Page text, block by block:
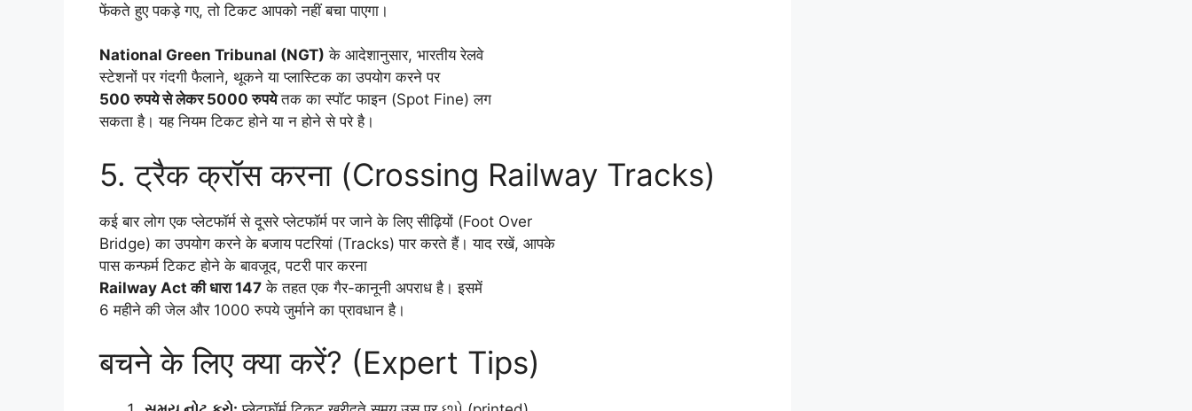
फेंकते हुए पकड़े गए, तो टिकट आपको नहीं बचा पाएगा।
National Green Tribunal (NGT) के आदेशानुसार, भारतीय रेलवे
स्टेशनों पर गंदगी फैलाने, थूकने या प्लास्टिक का उपयोग करने पर
500 रुपये से लेकर 5000 रुपयेतक का स्पॉट फाइन (Spot Fine) लग
सकता है। यह नियम टिकट होने या न होने से परे है।
5. ट्रैक क्रॉस करना (Crossing Railway Tracks)
कई बार लोग एक प्लेटफॉर्म से दूसरे प्लेटफॉर्म पर जाने के लिए सीढ़ियों (Foot Over
Bridge) का उपयोग करने के बजाय पटरियां (Tracks) पार करते हैं। याद रखें, आपके
पास कन्फर्म टिकट होने के बावजूद, पटरी पार करना
Railway Act की धारा 147 के तहत एक गैर-कानूनी अपराध है। इसमें
6 महीने की जेल और 1000 रुपये जुर्माने का प्रावधान है।
बचने के लिए क्या करें? (Expert Tips)